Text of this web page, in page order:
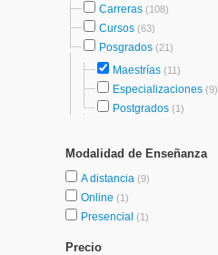
Carreras (108)
Cursos (63)
Posgrados (21)
Maestrías (11)
Especializaciones (9)
Postgrados (1)
Modalidad de Enseñanza
A distancia (9)
Online (1)
Presencial (1)
Precio